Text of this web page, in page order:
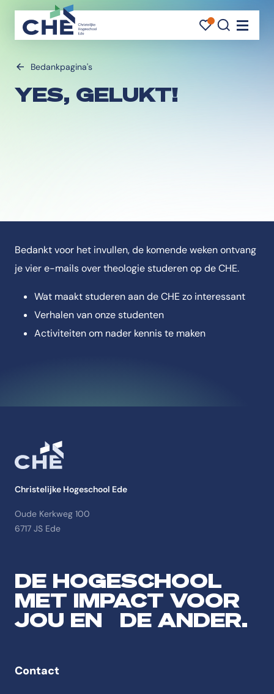
Bedankpagina's
YES, GELUKT!
Bedankt voor het invullen, de komende weken ontvang
je vier e-mails over theologie studeren op de CHE.
Wat maakt studeren aan de CHE zo interessant
Verhalen van onze studenten
Activiteiten om nader kennis te maken
Christelijke Hogeschool Ede
Oude Kerkweg 100
6717 JS Ede
DE HOGESCHOOL
MET IMPACT VOOR
JOU EN DE ANDER.
Contact